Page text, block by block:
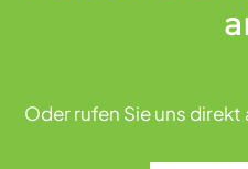
Oder rufen Sie uns direkt